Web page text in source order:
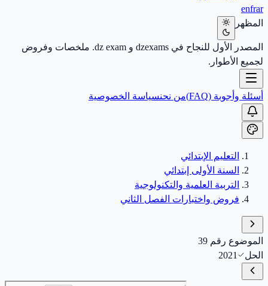
enfrar
المظهر
المصدر الأول للنجاح في dzexams و dz exam. ملخصات وفروض
لجميع الأطوار.
أسئلة وأجوبة (FAQ) من نحنسياسة الخصوصية
التعليم الإبتدائي
السنة الأولى إبتدائي
التربية العلمية والتكنولوجية
فروض واختبارات الفصل الثاني
الموضوع رقم 39
الحل
2021